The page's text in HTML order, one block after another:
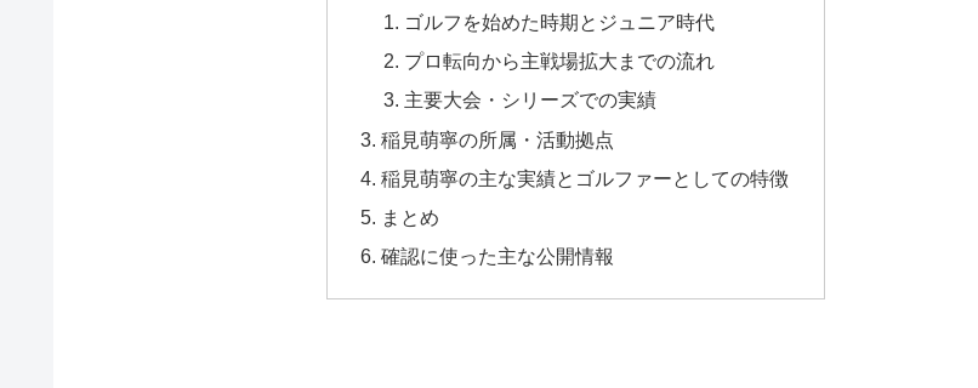
ゴルフを始めた時期とジュニア時代
プロ転向から主戦場拡大までの流れ
主要大会・シリーズでの実績
稲見萌寧の所属・活動拠点
稲見萌寧の主な実績とゴルファーとしての特徴
まとめ
確認に使った主な公開情報